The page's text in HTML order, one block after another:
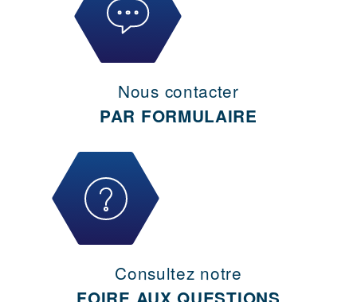
Nous contacter
PAR FORMULAIRE
Consultez notre